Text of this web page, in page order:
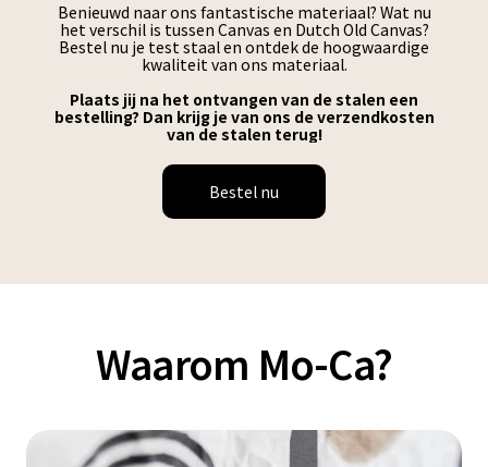
Benieuwd naar ons fantastische materiaal? Wat nu
het verschil is tussen Canvas en Dutch Old Canvas?
Bestel nu je test staal en ontdek de hoogwaardige
kwaliteit van ons materiaal.
Plaats jij na het ontvangen van de stalen een
bestelling? Dan krijg je van ons de verzendkosten
van de stalen terug!
Bestel nu
Waarom Mo-Ca?